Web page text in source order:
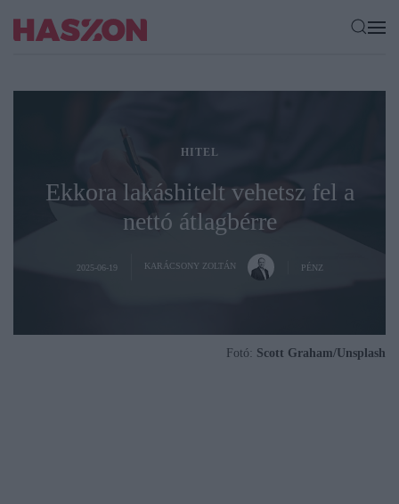
HITEL
Ekkora lakáshitelt vehetsz fel a
nettó átlagbérre
2025-06-19 KARÁCSONY ZOLTÁN PÉNZ
Fotó: Scott Graham/Unsplash